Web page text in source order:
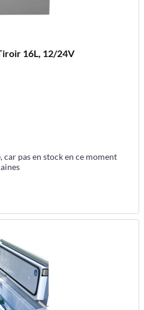
16L, 12/24V
pas en stock en ce moment